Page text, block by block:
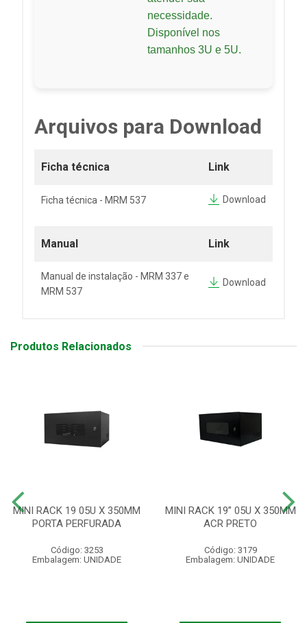
necessidade.
Disponível nos
tamanhos 3U e 5U.
Arquivos para Download
Ficha técnica Link
Ficha técnica - MRM 537 Download
Manual Link
Manual de instalação - MRM 337 e
MRM 537
Download
Produtos Relacionados
MINI RACK 19 05U X 350MM
PORTA PERFURADA
Código: 3253
Embalagem: UNIDADE
MINI RACK 19” 05U X 350MM
ACR PRETO
Código: 3179
Embalagem: UNIDADE